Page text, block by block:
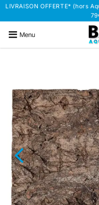
LIVRAISON OFFERTE* (hors
Menu